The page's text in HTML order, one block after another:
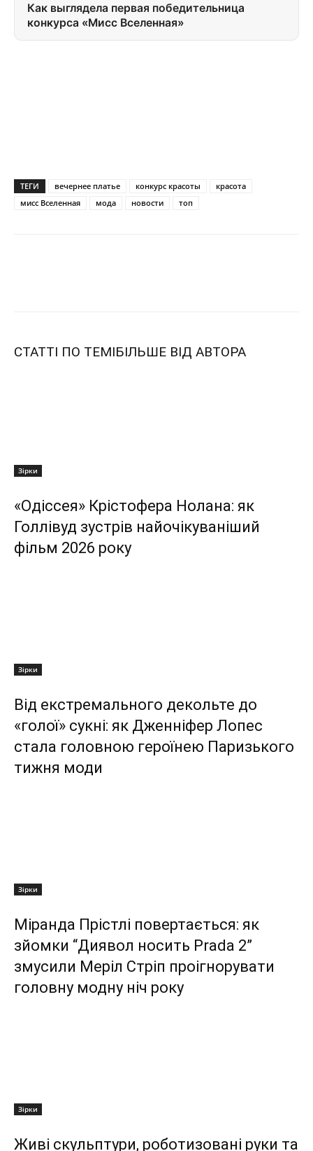
Как выглядела первая победительница
конкурса «Мисс Вселенная»
ТЕГИ вечернее платье конкурс красоты
красота
мисс Вселенная
мода новости топ
СТАТТІ ПО ТЕМІБІЛЬШЕ ВІД АВТОРА
Зірки
«Одіссея» Крістофера Нолана: як
Голлівуд зустрів найочікуваніший
фільм 2026 року
Зірки
Від екстремального декольте до
«голої» сукні: як Дженніфер Лопес
стала головною героїнею Паризького
тижня моди
Зірки
Міранда Прістлі повертається: як
зйомки “Диявол носить Prada 2”
змусили Меріл Стріп проігнорувати
головну модну ніч року
Зірки
Живі скульптури, роботизовані руки та